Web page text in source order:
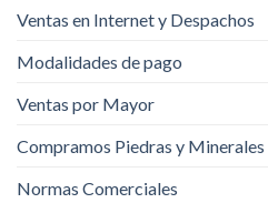
Ventas en Internet y Despachos
Modalidades de pago
Ventas por Mayor
Compramos Piedras y Minerales
Normas Comerciales